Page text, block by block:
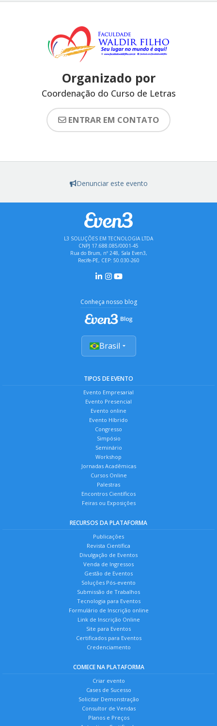
Organizado por
Coordenação do Curso de Letras
ENTRAR EM CONTATO
Denunciar este evento
L3 SOLUÇÕES EM TECNOLOGIA LTDA
CNPJ 17.688.085/0001-45
Rua do Brum, nº 248, Sala Even3,
Recife-PE, CEP: 50.030-260
Conheça nosso blog
Brasil
TIPOS DE EVENTO
Evento Empresarial
Evento Presencial
Evento online
Evento Híbrido
Congresso
Simpósio
Seminário
Workshop
Jornadas Acadêmicas
Cursos Online
Palestras
Encontros Científicos
Feiras ou Exposições
RECURSOS DA PLATAFORMA
Publicações
Revista Científica
Divulgação de Eventos
Venda de Ingressos
Gestão de Eventos
Soluções Pós-evento
Submissão de Trabalhos
Tecnologia para Eventos
Formulário de Inscrição online
Link de Inscrição Online
Site para Eventos
Certificados para Eventos
Credenciamento
COMECE NA PLATAFORMA
Criar evento
Cases de Sucesso
Solicitar Demonstração
Consultor de Vendas
Planos e Preços